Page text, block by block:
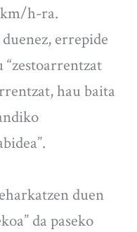
h-ra.
errepide
hau baita
duen
da paseko